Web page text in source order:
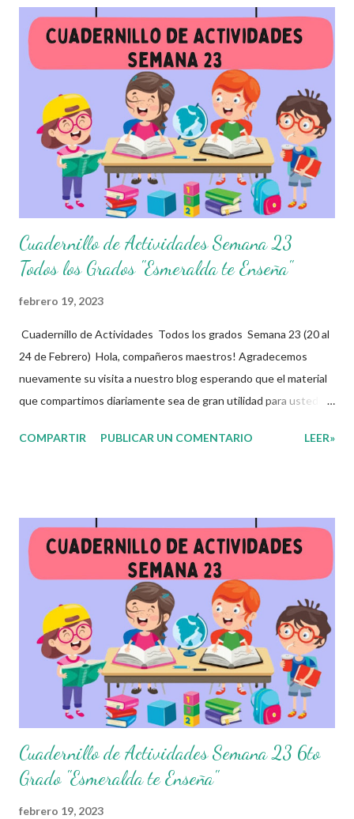
Cuadernillo de Actividades Semana 23
Todos los Grados "Esmeralda te Enseña"
febrero 19, 2023
Cuadernillo de Actividades Todos los grados Semana 23 (20 al
24 de Febrero) Hola, compañeros maestros! Agradecemos
nuevamente su visita a nuestro blog esperando que el material
que compartimos diariamente sea de gran utilidad para ustedes
cuadernillo de actividades de la semana 23 donde encontrarán
semana. Esperando que este material sea de gran utilidad para
fortalecer los procesos de enseñanza y aprendizaje para que los
alumnos alcacen los niveles de logro educativo. Agradecemos a
los creadores de estos increibles archivos ya que gracias a su
dedicacion y trabajo podemos gozar de estas planeaciones
didacticas, recuerden que nosotros solo los compartimos con
fines educativos, didácticos e informativos.😊 Obtén
planeaciones de...
COMPARTIR PUBLICAR UN COMENTARIO LEER»
Cuadernillo de Actividades Semana 23 6to
Grado "Esmeralda te Enseña"
febrero 19, 2023